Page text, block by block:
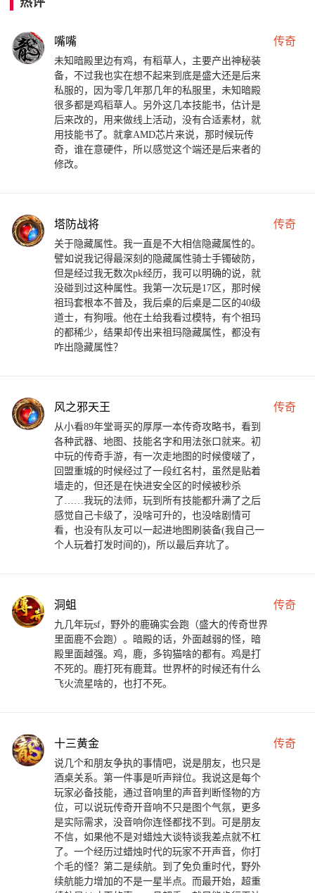
嘴嘴 传奇
未知暗殿里边有鸡，有稻草人，主要产出神秘装
备，不过我也实在想不起来到底是盛大还是后来
私服的，因为零几年那几年的私服里，未知暗殿
很多都是鸡稻草人。另外这几本技能书，估计是
后来改的，用来做线上活动，没有合适素材，就
用技能书了。就拿AMD芯片来说，那时候玩传
奇，谁在意硬件，所以感觉这个端还是后来者的
修改。
塔防战将 传奇
关于隐藏属性。我一直是不大相信隐藏属性的。
譬如说我记得最深刻的隐藏属性骑士手镯破防，
但是经过我无数次pk经历，我可以明确的说，就
没碰到过这种属性。我第一次玩是17区，那时候
祖玛套根本不普及，我后桌的后桌是二区的40级
道士，有狗哦。他在土给我看过模特，有个祖玛
的都稀少，结果却传出来祖玛隐藏属性，都没有
咋出隐藏属性？
风之邪天王 传奇
从小看89年堂哥买的厚厚一本传奇攻略书，看到
各种武器、地图、技能名字和用法张口就来。初
中玩的传奇手游，有一次走地图的时候傻啵了，
回盟重城的时候经过了一段红名村，虽然是贴着
墙走的，但还是在快进安全区的时候被秒杀
了……我玩的法师，玩到所有技能都升满了之后
感觉自己卡级了，没啥可升的，也没啥剧情可
看，也没有队友可以一起进地图刷装备(我自己一
个人玩着打发时间的)，所以最后弃坑了。
洞蛆 传奇
九几年玩sf，野外的鹿确实会跑（盛大的传奇世界
里面鹿不会跑）。暗殿的话，外面越弱的怪，暗
殿里面越强。鸡，鹿，多钩猫啥的都有。鸡是打
不死的。鹿打死有鹿茸。世界杯的时候还有什么
飞火流星啥的，也打不死。
十三黄金 传奇
说几个和朋友争执的事情吧，说是朋友，也只是
酒桌关系。第一件事是听声辩位。我说这是每个
玩家必备技能，通过音响里的声音判断怪物的方
位，可以说玩传奇开音响不只是图个气氛，更多
是实际需求，没音响你连怪都找不到。可是朋友
不信，如果他不是对蜡烛大谈特谈我差点就不杠
了。一个经历过蜡烛时代的玩家不开声音，你打
个毛的怪？第二是续航。到了免负重时代，野外
续航能力增加的不是一星半点。而最开始，超重